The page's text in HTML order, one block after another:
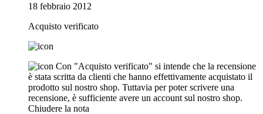
18 febbraio 2012
Acquisto verificato
Con "Acquisto verificato" si intende che la recensione
è stata scritta da clienti che hanno effettivamente acquistato il
prodotto sul nostro shop. Tuttavia per poter scrivere una
recensione, è sufficiente avere un account sul nostro shop.
Chiudere la nota